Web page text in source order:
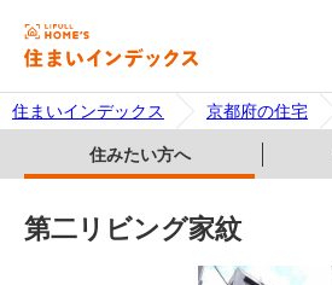
住まいインデックス 京都府の住宅
住みたい方へ
第二リビング家紋